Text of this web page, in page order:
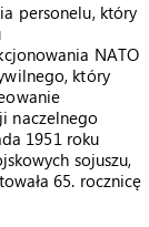
personelu, który
NATO
który
naczelnego
1951 roku
sojuszu,
65. rocznicę